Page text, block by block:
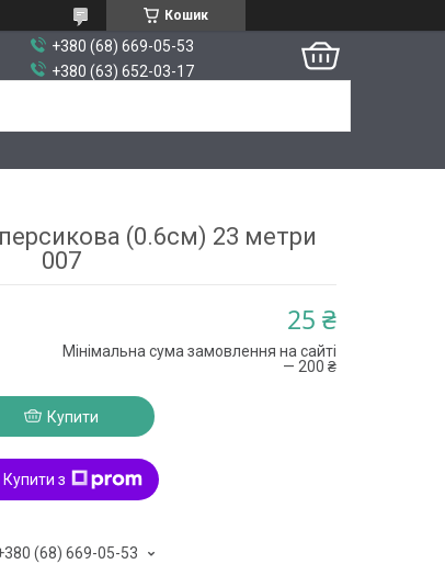
Кошик
+380 (68) 669-05-53
+380 (63) 652-03-17
(0.6см) 23 метри
007
25 ₴
Мінімальна сума замовлення на сайті
— 200 ₴
Купити
Купити з
(68) 669-05-53